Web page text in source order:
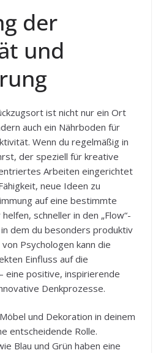
der
und
ist nicht nur ein Ort
auch ein Nährboden für
Wenn du regelmäßig in
der speziell für kreative
Arbeiten eingerichtet
neue Ideen zu
auf eine bestimmte
schneller in den „Flow“-
dem du besonders produktiv
Psychologen kann die
Einfluss auf die
eine positive, inspirierende
Denkprozesse.
und Dekoration in deinem
entscheidende Rolle.
Blau und Grün haben eine